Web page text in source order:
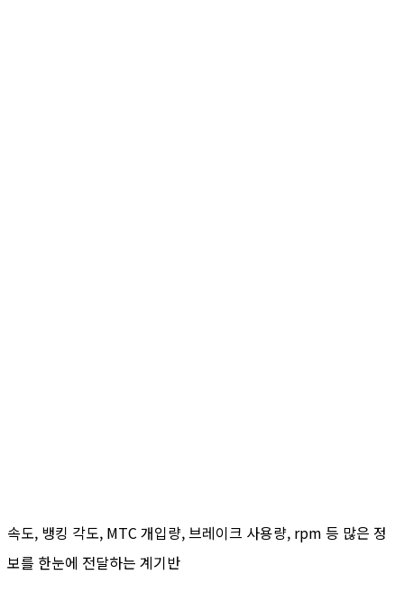
속도, 뱅킹 각도, MTC 개입량, 브레이크 사용량, rpm 등 많은 정
보를 한눈에 전달하는 계기반